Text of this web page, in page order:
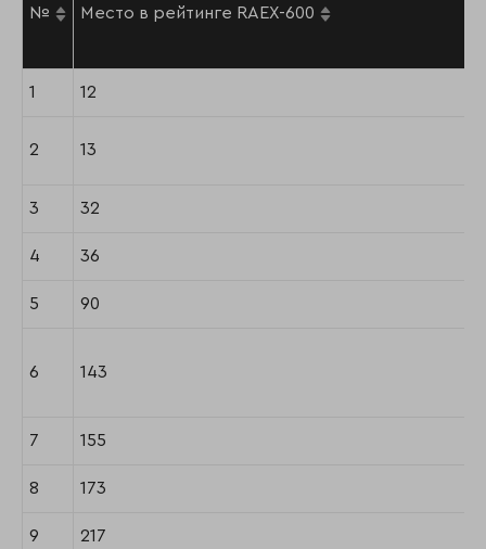
№ Место в рейтинге RAEX-600
1 12
2 13
3 32
4 36
5 90
6 143
7 155
8 173
9 217